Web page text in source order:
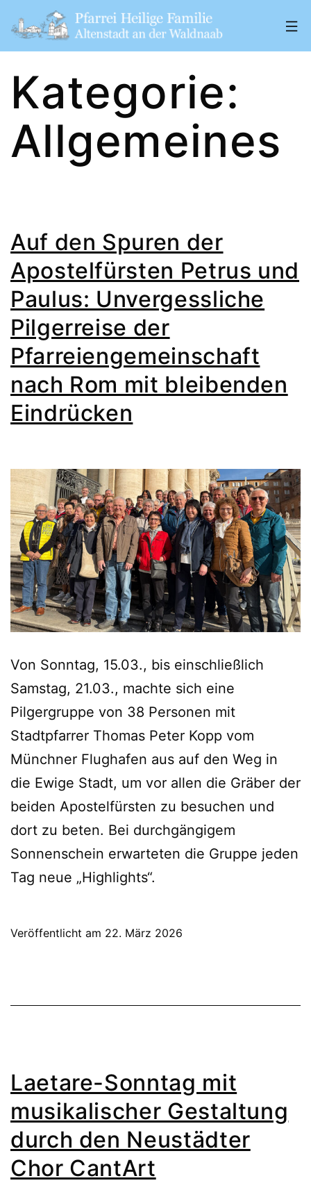
Inhalt
„Heilige
Familie"
Altenstadt
a.
Kategorie:
Allgemeines
Auf den Spuren der
Apostelfürsten Petrus und
Paulus: Unvergessliche
Pilgerreise der
Pfarreiengemeinschaft
nach Rom mit bleibenden
Eindrücken
Von Sonntag, 15.03., bis einschließlich
Samstag, 21.03., machte sich eine
Pilgergruppe von 38 Personen mit
Stadtpfarrer Thomas Peter Kopp vom
Münchner Flughafen aus auf den Weg in
die Ewige Stadt, um vor allen die Gräber der
beiden Apostelfürsten zu besuchen und
dort zu beten. Bei durchgängigem
Sonnenschein erwarteten die Gruppe jeden
Tag neue „Highlights“.
Veröffentlicht am 22. März 2026
Laetare-Sonntag mit
musikalischer Gestaltung
durch den Neustädter
Chor CantArt